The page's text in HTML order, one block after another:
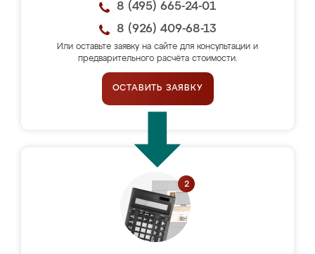
8 (495) 665-24-01
8 (926) 409-68-13
Или оставьте заявку на сайте для консультации и
предварительного расчёта стоимости.
ОСТАВИТЬ ЗАЯВКУ